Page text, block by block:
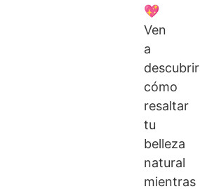
💖
Ven
a
descubrir
cómo
resaltar
tu
belleza
natural
mientras